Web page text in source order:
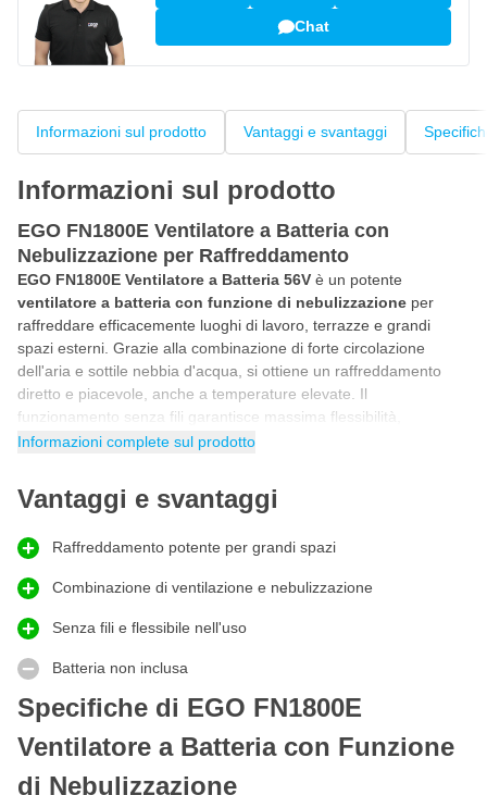
Chat
Informazioni sul prodotto Vantaggi e svantaggi
Informazioni sul prodotto
EGO FN1800E Ventilatore a Batteria con
Nebulizzazione per Raffreddamento
EGO FN1800E Ventilatore a Batteria 56V è un potente
ventilatore a batteria con funzione di nebulizzazione per
raffreddare efficacemente luoghi di lavoro, terrazze e grandi
spazi esterni. Grazie alla combinazione di forte circolazione
dell'aria e sottile nebbia d'acqua, si ottiene un raffreddamento
diretto e piacevole, anche a temperature elevate. Il
funzionamento senza fili garantisce massima flessibilità,
permettendo di utilizzare questo ventilatore ovunque senza
condizioni calde dove il comfort è fondamentale.
Questoventilatore con nebulizzazione si distingue per la sua
un potente flusso d'aria che, in combinazione con la
impostazioni regolabili, puoi decidere l'intensità dell'aria e della
nebbia, adattandola alla situazione. Questo garantisce un clima di
lavoro confortevole e un raffreddamento efficiente. La robusta
costruzione rende questo ventilatore a batteria adatto per un uso
intensivo e prolungato.
Informazioni complete sul prodotto
Vantaggi e svantaggi
Raffreddamento potente per grandi spazi
Combinazione di ventilazione e nebulizzazione
Senza fili e flessibile nell'uso
Batteria non inclusa
Specifiche di EGO FN1800E
Ventilatore a Batteria con Funzione
di Nebulizzazione